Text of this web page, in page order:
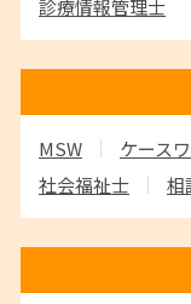
診療情報管理士
MSW ケース
社会福祉士
相